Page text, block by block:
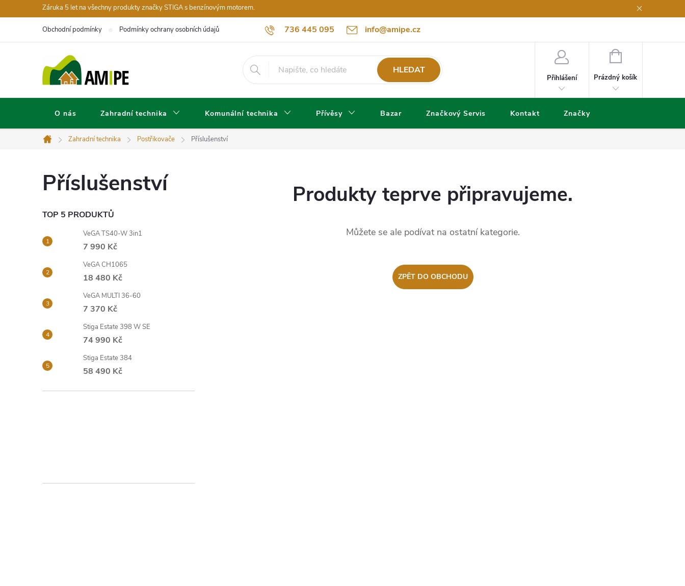
na
Záruka 5 let na všechny produkty značky STIGA s benzínovým motorem.
736 445 095 info@amipe.cz
Obchodní podmínky Podmínky ochrany osobních údajů
HLEDAT
Přihlášení
NÁKUPNÍ
Prázdný košík
O nás Zahradní technika Komunální technika Přívěsy Bazar Značkový Servis Kontakt Značky
Domů
Zahradní technika Postřikovače Příslušenství
Příslušenství
P
o
s
t
r
a
n
n
a
TOP 5 PRODUKTŮ
VeGA TS40-W 3in1
7 990 Kč
VeGA CH1065
18 480 Kč
VeGA MULTI 36-60
7 370 Kč
Stiga Estate 398 W SE
74 990 Kč
Stiga Estate 384
58 490 Kč
Produkty teprve připravujeme.
Můžete se ale podívat na ostatní kategorie.
ZPĚT DO OBCHODU